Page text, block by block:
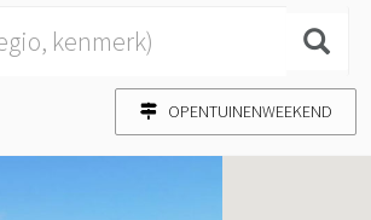
OPENTUINENWEEKEND